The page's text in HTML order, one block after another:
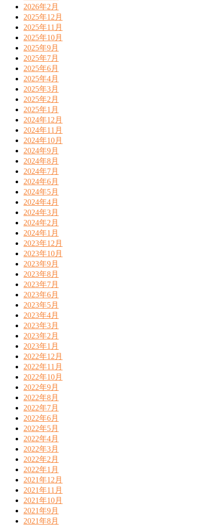
2026年2月
2025年12月
2025年11月
2025年10月
2025年9月
2025年7月
2025年6月
2025年4月
2025年3月
2025年2月
2025年1月
2024年12月
2024年11月
2024年10月
2024年9月
2024年8月
2024年7月
2024年6月
2024年5月
2024年4月
2024年3月
2024年2月
2024年1月
2023年12月
2023年10月
2023年9月
2023年8月
2023年7月
2023年6月
2023年5月
2023年4月
2023年3月
2023年2月
2023年1月
2022年12月
2022年11月
2022年10月
2022年9月
2022年8月
2022年7月
2022年6月
2022年5月
2022年4月
2022年3月
2022年2月
2022年1月
2021年12月
2021年11月
2021年10月
2021年9月
2021年8月